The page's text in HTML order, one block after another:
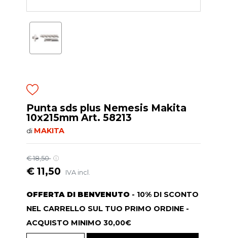
Punta sds plus Nemesis Makita
10x215mm Art. 58213
di MAKITA
€ 18,50
€ 11,50 IVA incl.
OFFERTA DI BENVENUTO - 10% DI SCONTO
NEL CARRELLO SUL TUO PRIMO ORDINE -
ACQUISTO MINIMO 30,00€